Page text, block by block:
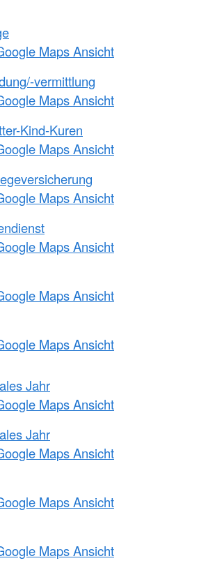
Maps Ansicht
vermittlung
Maps Ansicht
Kind-Kuren
Maps Ansicht
Maps Ansicht
Maps Ansicht
Maps Ansicht
Maps Ansicht
Jahr
Maps Ansicht
Jahr
Maps Ansicht
Maps Ansicht
Maps Ansicht